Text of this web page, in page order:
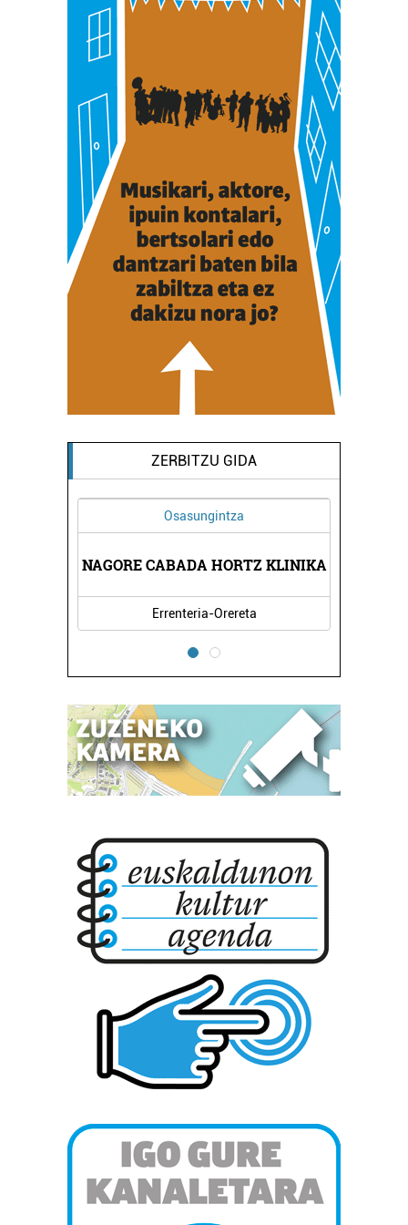
ZERBITZU GIDA
Osasungintza
NAGORE CABADA HORTZ KLINIKA
Errenteria-Orereta